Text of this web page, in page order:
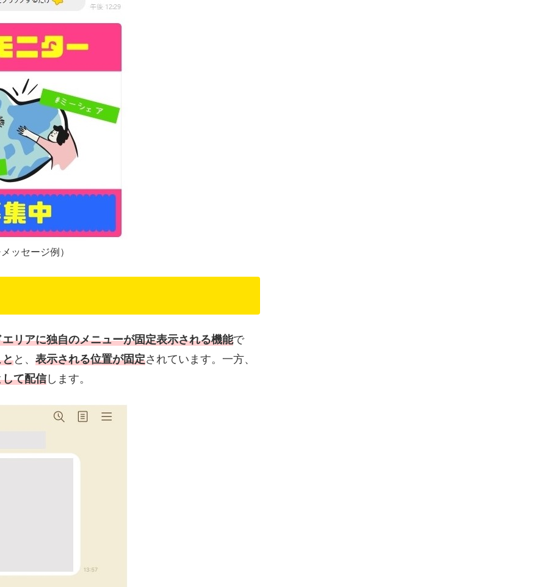
ッセージ例）
リアに独自のメニューが固定表示される機能で
とと、 表示される位置が固定されています。一方、
て配信します。